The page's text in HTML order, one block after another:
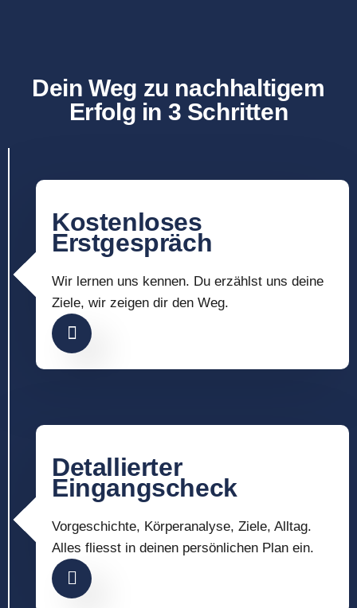
Dein Weg zu nachhaltigem
Erfolg in 3 Schritten
Kostenloses
Erstgespräch
Wir lernen uns kennen. Du erzählst uns deine
Ziele, wir zeigen dir den Weg.
Detallierter
Eingangscheck
Vorgeschichte, Körperanalyse, Ziele, Alltag.
Alles fliesst in deinen persönlichen Plan ein.